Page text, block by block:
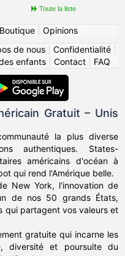
Toute la liste
Boutique| Opinions
de nous Confidentialité
enfants| Contact| FAQ
Gratuit – Unis
la plus diverse
authentiques. States-
américains d'océan à
qui rend l'Amérique belle.
New York, l'innovation de
de nos 50 grands États,
qui partagent vos valeurs et
gratuite qui incarne les
diversité et poursuite du